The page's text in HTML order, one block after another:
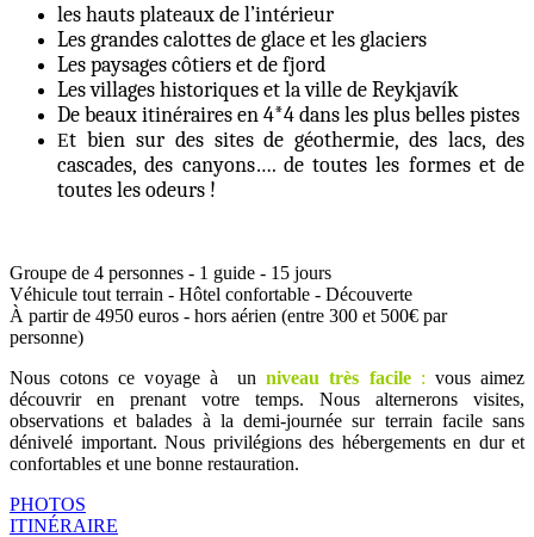
les hauts plateaux de l’intérieur
Les grandes calottes de glace et les glaciers
Les paysages côtiers et de fjord
Les villages historiques et la ville de Reykjavík
De beaux itinéraires en 4*4 dans les plus belles pistes
Et bien sur des sites de géothermie, des lacs, des
cascades, des canyons…. de toutes les formes et de
toutes les odeurs !
Groupe de 4 personnes - 1 guide - 15 jours
Véhicule tout terrain - Hôtel confortable - Découverte
À partir de 4950 euros - hors aérien (entre 300 et 500€ par
personne)
Nous cotons ce voyage à un niveau très facile : vous aimez
découvrir en prenant votre temps. Nous alternerons visites,
observations et balades à la demi-journée sur terrain facile sans
dénivelé important. Nous privilégions des hébergements en dur et
confortables et une bonne restauration.
PHOTOS
ITINÉRAIRE